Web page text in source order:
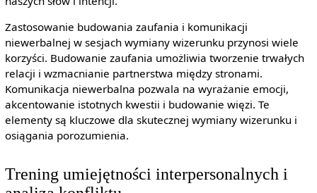
Zastosowanie budowania zaufania i komunikacji
niewerbalnej w sesjach wymiany wizerunku przynosi wiele
korzyści. Budowanie zaufania umożliwia tworzenie trwałych
relacji i wzmacnianie partnerstwa między stronami.
Komunikacja niewerbalna pozwala na wyrażanie emocji,
akcentowanie istotnych kwestii i budowanie więzi. Te
elementy są kluczowe dla skutecznej wymiany wizerunku i
osiągania porozumienia.
Trening umiejętności interpersonalnych i